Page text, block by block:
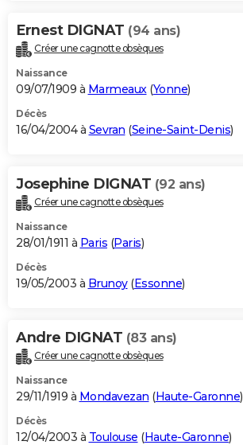
Ernest DIGNAT (94 ans)
Créer une cagnotte obsèques
Naissance
09/07/1909 à Marmeaux(Yonne)
Décès
16/04/2004 à Sevran (Seine-Saint-Denis)
Josephine DIGNAT (92 ans)
Créer une cagnotte obsèques
Naissance
28/01/1911 à Paris (Paris)
Décès
19/05/2003 à Brunoy(Essonne)
Andre DIGNAT (83 ans)
Créer une cagnotte obsèques
Naissance
29/11/1919 à Mondavezan (Haute-Garonne)
Décès
12/04/2003 à Toulouse (Haute-Garonne)